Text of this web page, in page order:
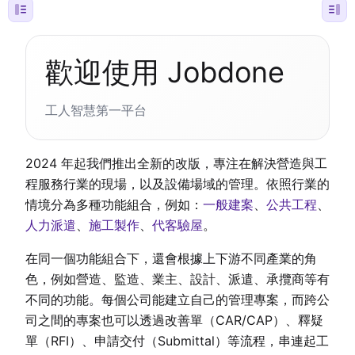
歡迎使用 Jobdone
工人智慧第一平台
2024 年起我們推出全新的改版，專注在解決營造與工
程服務行業的現場，以及設備場域的管理。依照行業的
情境分為多種功能組合，例如： 一般建案、 公共工程、
人力派遣、 施工製作、 代客驗屋。
在同一個功能組合下，還會根據上下游不同產業的角
色，例如營造、監造、業主、設計、派遣、承攬商等有
不同的功能。每個公司能建立自己的管理專案，而跨公
司之間的專案也可以透過改善單（CAR/CAP）、釋疑
單（RFI）、申請交付（Submittal）等流程，串連起工